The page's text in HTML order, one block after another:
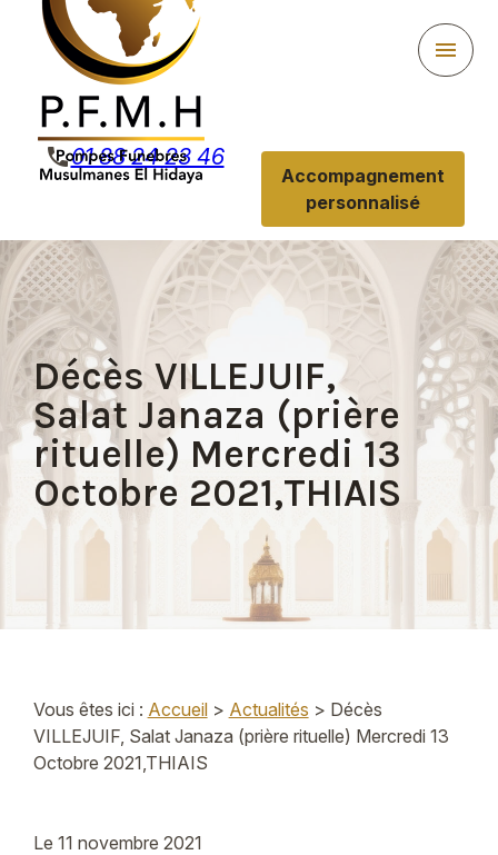
menu
phone01 88 24 23 46
Accompagnement
personnalisé
Décès VILLEJUIF,
Salat Janaza (prière
rituelle) Mercredi 13
Octobre 2021,THIAIS
Vous êtes ici : Accueil> Actualités > Décès
VILLEJUIF, Salat Janaza (prière rituelle) Mercredi 13
Octobre 2021,THIAIS
Le 11 novembre 2021
Panneau de gestion des cookies